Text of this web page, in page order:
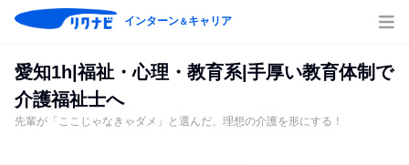
インターン＆キャリア
愛知1h|福祉・心理・教育系|手厚い教育体制で
介護福祉士へ
先輩が「ここじゃなきゃダメ」と選んだ、理想の介護を形にする！